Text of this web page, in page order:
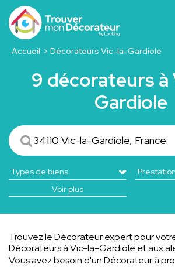
Accueil Décorateurs Vic-la-Gardiole
9 décorateurs à
Gardiole
Voir plus
Trouvez le Décorateur expert pour
Décorateurs à Vic-la-Gardiole et aux
Vous avez besoin d'un Décorateur à